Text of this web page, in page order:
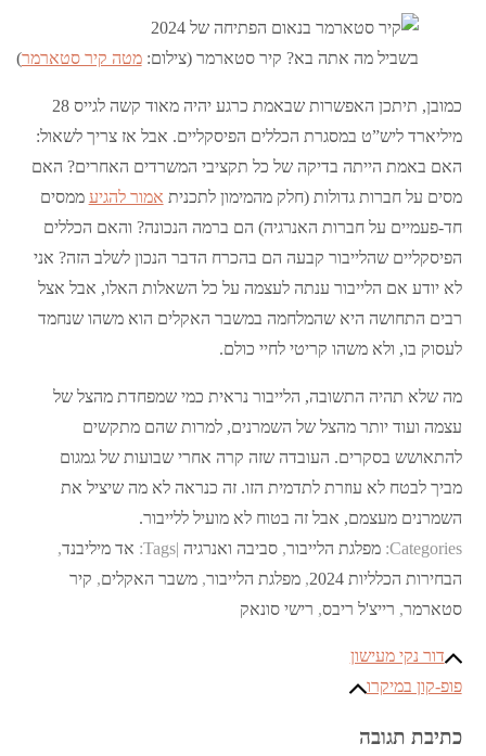
בשביל מה אתה בא? קיר סטארמר (צילום:מטה קיר סטארמר)
כמובן, תיתכן האפשרות שבאמת כרגע יהיה מאוד קשה לגייס 28
מיליארד ליש”ט במסגרת הכללים הפיסקליים. אבל אז צריך לשאול:
האם באמת הייתה בדיקה של כל תקציבי המשרדים האחרים? האם
מסים על חברות גדולות (חלק מהמימון לתכנית אמור להגיע ממסים
חד-פעמיים על חברות האנרגיה) הם ברמה הנכונה? והאם הכללים
הפיסקליים שהלייבור קבעה הם בהכרח הדבר הנכון לשלב הזה? אני
לא יודע אם הלייבור ענתה לעצמה על כל השאלות האלו, אבל אצל
רבים התחושה היא שהמלחמה במשבר האקלים הוא משהו שנחמד
לעסוק בו, ולא משהו קריטי לחיי כולם.
מה שלא תהיה התשובה, הלייבור נראית כמי שמפחדת מהצל של
עצמה ועוד יותר מהצל של השמרנים, למרות שהם מתקשים
להתאושש בסקרים. העובדה שזה קרה אחרי שבועות של גמגום
מביך לבטח לא עוזרת לתדמית הזו. זה כנראה לא מה שיציל את
השמרנים מעצמם, אבל זה בטוח לא מועיל ללייבור.
Categories: מפלגת הלייבור,סביבה ואנרגיה Tags: אד מיליבנד,
הבחירות הכלליות 2024
,מפלגת הלייבור,משבר האקלים, קיר
סטארמר, רייצ'ל ריבס, רישי סונאק
ניווט
דור נקי מעישון
פופ-קון במיקרו
כתיבת תגובה